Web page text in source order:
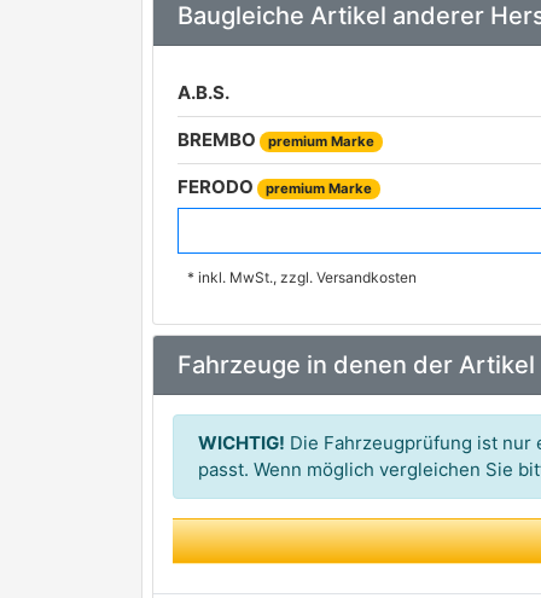
Baugleiche Artikel anderer
A.B.S.
BREMBO premium Marke
FERODO premium Marke
ASHIKA
Brake ENGINEERING
EIS
FTE
JAPANPARTS
JAPKO
JURID
* inkl. MwSt., zzgl. Versandkosten
Fahrzeuge in denen der
WICHTIG! Die Fahrzeugprüfung ist nur
passt. Wenn möglich vergleichen Sie